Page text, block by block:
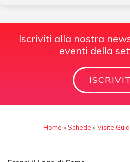
Iscriviti alla nostra
eventi della
Home »Schede »Visite